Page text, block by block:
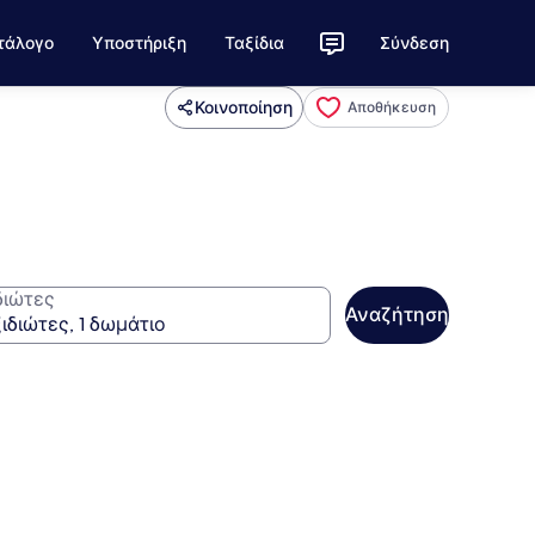
Υποστήριξη Ταξίδια Σύνδεση
Κοινοποίηση Αποθήκευση
Αναζήτηση